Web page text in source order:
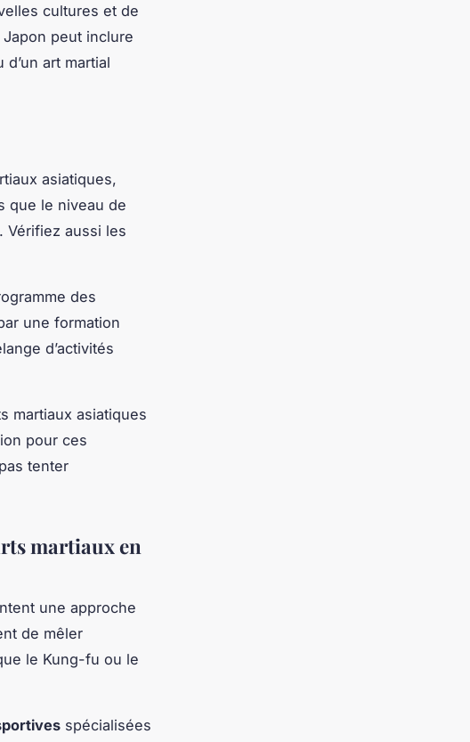
cultures et de
peut inclure
art martial
asiatiques,
que le niveau de
Vérifiez aussi les
des
une formation
d’activités
martiaux asiatiques
pour ces
tenter
martiaux en
une approche
de mêler
le Kung-fu ou le
spécialisées